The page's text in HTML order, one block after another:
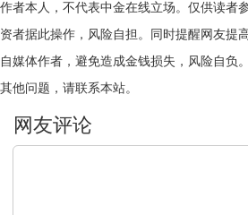
作者本人，不代表中金在线立场。仅供读者
资者据此操作，风险自担。同时提醒网友提
自媒体作者，避免造成金钱损失，风险自负
其他问题，请联系本站。